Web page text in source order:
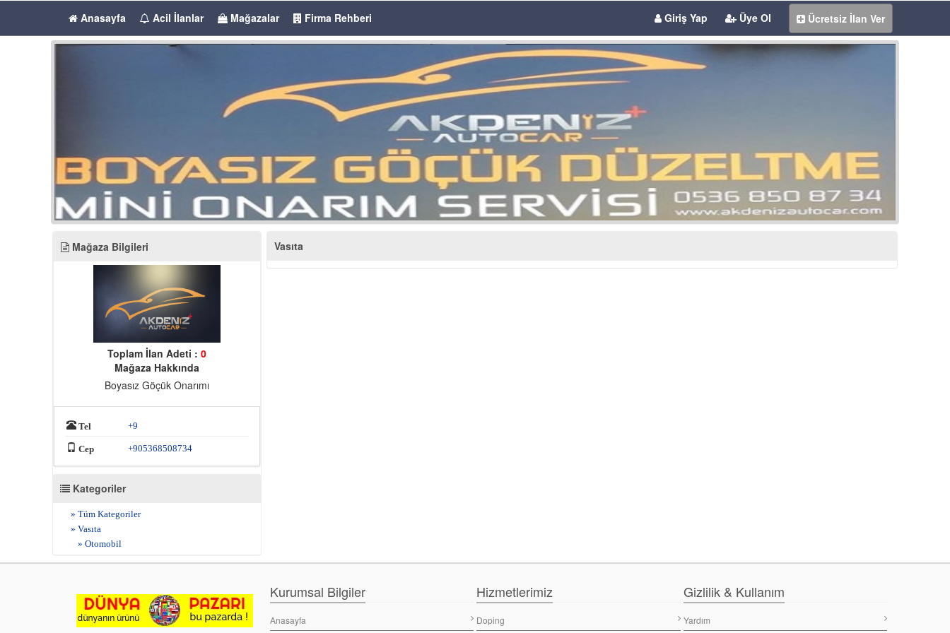
Anasayfa Acil İlanlar Mağazalar Firma Rehberi Giriş Yap Üye Ol Ücretsiz İlan Ver
Mağaza Bilgileri
Toplam İlan Adeti : 0
Mağaza Hakkında
Boyasız Göçük Onarımı
Tel +9
Cep +905368508734
Kategoriler
» Tüm Kategoriler
» Vasıta
» Otomobil
Vasıta
Kurumsal Bilgiler
Anasayfa
Hizmetlerimiz
Doping
Gizlilik & Kullanım
Yardım